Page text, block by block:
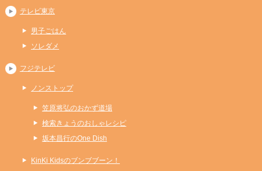
テレビ東京
男子ごはん
ソレダメ
フジテレビ
ノンストップ
笠原将弘のおかず道場
検索きょうのおしゃレシピ
坂本昌行のOne Dish
KinKi Kidsのブンブブーン！